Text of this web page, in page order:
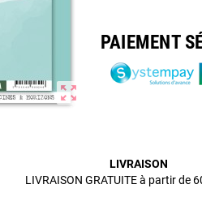
zoom_out_map
PAIEMENT
LIVRAISON
LIVRAISON GRATUITE à partir de